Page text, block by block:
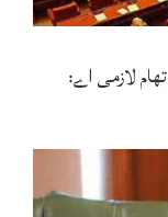
لازمی اے: